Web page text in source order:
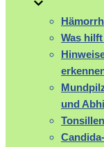
Was
und